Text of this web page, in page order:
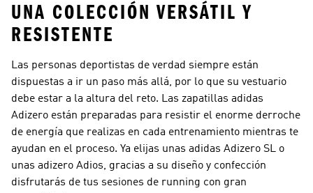
UNA COLECCIÓN VERSÁTIL Y
RESISTENTE
Las personas deportistas de verdad siempre están
dispuestas a ir un paso más allá, por lo que su vestuario
debe estar a la altura del reto. Las zapatillas adidas
Adizero están preparadas para resistir el enorme derroche
de energía que realizas en cada entrenamiento mientras te
ayudan en el proceso. Ya elijas unas adidas Adizero SL o
unas adizero Adios, gracias a su diseño y confección
disfrutarás de tus sesiones de running con gran